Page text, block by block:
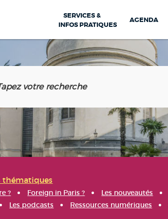
SERVICES &
INFOS PRATIQUES
AGENDA
thématiques
? Foreign in Paris ? Les nouveautés
Les podcasts Ressources numériques